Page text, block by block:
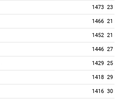
1473 23
1466 21
1452 21
1446 27
1429 25
1418 29
1416 30